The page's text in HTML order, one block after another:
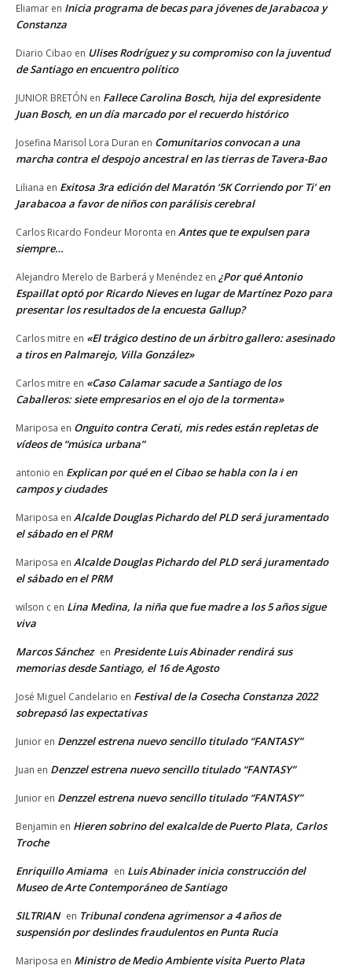
Eliamar en Inicia programa de becas para jóvenes de Jarabacoa y
Constanza
Diario Cibao en Ulises Rodríguez y su compromiso con la juventud
de Santiago en encuentro político
JUNIOR BRETÓN en Fallece Carolina Bosch, hija del expresidente
Juan Bosch, en un día marcado por el recuerdo histórico
Josefina Marisol Lora Duran en Comunitarios convocan a una
marcha contra el despojo ancestral en las tierras de Tavera-Bao
Liliana en Exitosa 3ra edición del Maratón ‘5K Corriendo por Ti’ en
Jarabacoa a favor de niños con parálisis cerebral
Carlos Ricardo Fondeur Moronta en Antes que te expulsen para
siempre…
Alejandro Merelo de Barberá y Menéndez en ¿Por qué Antonio
Espaillat optó por Ricardo Nieves en lugar de Martínez Pozo para
presentar los resultados de la encuesta Gallup?
Carlos mitre en «El trágico destino de un árbitro gallero: asesinado
a tiros en Palmarejo, Villa González»
Carlos mitre en «Caso Calamar sacude a Santiago de los
Caballeros: siete empresarios en el ojo de la tormenta»
Mariposa en Onguito contra Cerati, mis redes están repletas de
vídeos de “música urbana”
antonio en Explican por qué en el Cibao se habla con la i en
campos y ciudades
Mariposa en Alcalde Douglas Pichardo del PLD será juramentado
el sábado en el PRM
Mariposa en Alcalde Douglas Pichardo del PLD será juramentado
el sábado en el PRM
wilson c en Lina Medina, la niña que fue madre a los 5 años sigue
viva
Marcos Sánchez en Presidente Luis Abinader rendirá sus
memorias desde Santiago, el 16 de Agosto
José Miguel Candelario en Festival de la Cosecha Constanza 2022
sobrepasó las expectativas
Junior en Denzzel estrena nuevo sencillo titulado “FANTASY”
Juan en Denzzel estrena nuevo sencillo titulado “FANTASY”
Junior en Denzzel estrena nuevo sencillo titulado “FANTASY”
Benjamin en Hieren sobrino del exalcalde de Puerto Plata, Carlos
Troche
Enriquillo Amiama en Luis Abinader inicia construcción del
Museo de Arte Contemporáneo de Santiago
SILTRIAN en Tribunal condena agrimensor a 4 años de
suspensión por deslindes fraudulentos en Punta Rucia
Mariposa en Ministro de Medio Ambiente visita Puerto Plata